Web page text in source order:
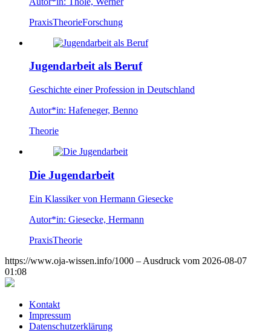
PraxisTheorieForschung
Jugendarbeit als Beruf
Geschichte einer Profession in Deutschland
Autor*in: Hafeneger, Benno
Theorie
Die Jugendarbeit
Ein Klassiker von Hermann Giesecke
Autor*in: Giesecke, Hermann
PraxisTheorie
https://www.oja-wissen.info/1000 – Ausdruck vom 2026-08-07
01:08
Kontakt
Impressum
Datenschutzerklärung